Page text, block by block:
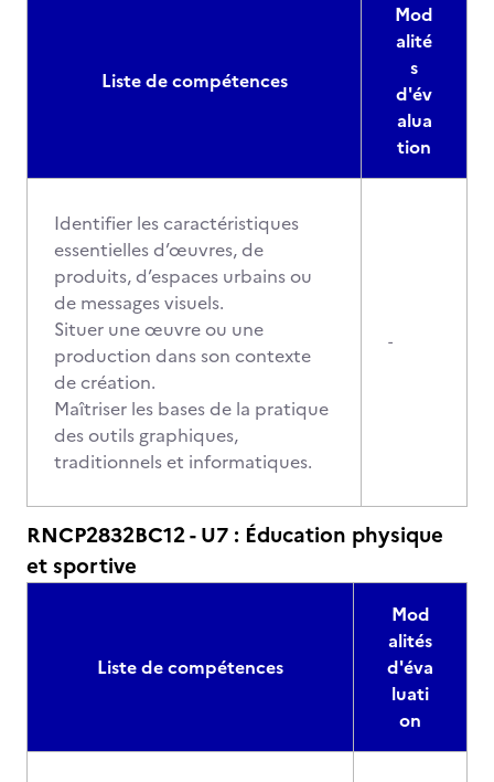
Liste de compétences
Mod
alité
s
d'év
alua
tion
Identifier les caractéristiques
essentielles d’œuvres, de
produits, d’espaces urbains ou
de messages visuels.
Situer une œuvre ou une
production dans son contexte
de création.
Maîtriser les bases de la pratique
des outils graphiques,
traditionnels et informatiques.
-
RNCP2832BC12 - U7 : Éducation physique
et sportive
Liste de compétences
Mod
alités
d'éva
luati
on